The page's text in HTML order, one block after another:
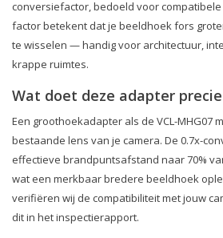
conversiefactor, bedoeld voor
factor betekent dat je beeldhoek fors
te wisselen — handig voor architectuur,
krappe ruimtes.
Wat doet deze adapter
Een groothoekadapter als de VCL-MHG07
bestaande lens van je camera. De 0.7x-
effectieve brandpuntsafstand naar 70%
wat een merkbaar bredere beeldhoek
verifiëren wij de compatibiliteit met jouw
dit in het inspectierapport.